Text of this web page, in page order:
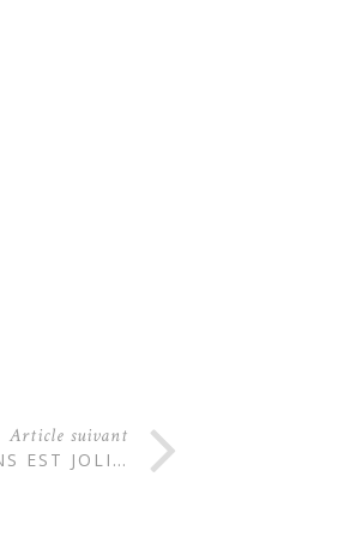
Article suivant
EST JOLI…